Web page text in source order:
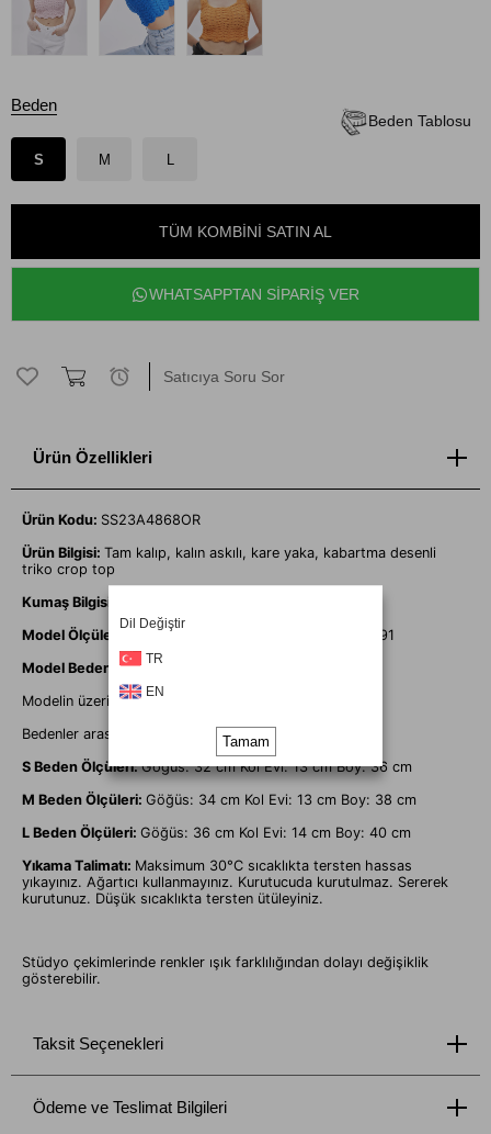
Dil Değiştir
TR
EN
Tamam
Beden Tablosu
Beden
S M L
TÜM KOMBINI SATIN AL
WHATSAPPTAN SİPARİŞ VER
Satıcıya Soru Sor
Ürün Özellikleri
Ürün Kodu: SS23A4868OR
Ürün Bilgisi: Tam kalıp, kalın askılı, kare yaka, kabartma desenli
triko crop top
Kumaş Bilgisi:
Model Ölçüleri:
Boy: 1.72, Göğüs: 83, Bel: 62, Basen: 91
Model Bedeni:36
Modelin üzerindeki ürün
Bedenler arası
sapma olabilir.
S Beden Ölçüleri:Göğüs: 32 cm Kol Evi: 13 cm Boy: 36 cm
M Beden Ölçüleri: Göğüs: 34 cm Kol Evi: 13 cm Boy: 38 cm
L Beden Ölçüleri: Göğüs: 36 cm Kol Evi: 14 cm Boy: 40 cm
Yıkama Talimatı: Maksimum 30°C sıcaklıkta tersten hassas
yıkayınız. Ağartıcı kullanmayınız. Kurutucuda kurutulmaz. Sererek
kurutunuz. Düşük sıcaklıkta tersten ütüleyiniz.
Stüdyo çekimlerinde renkler ışık farklılığından dolayı değişiklik
gösterebilir.
Taksit Seçenekleri
Ödeme ve Teslimat Bilgileri